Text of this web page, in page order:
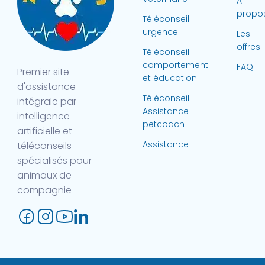
Premier site
d'assistance
intégrale par
intelligence
artificielle et
téléconseils
spécialisés pour
animaux de
compagnie
Téléconseil
urgence
Téléconseil
comportement
et éducation
Téléconseil
Assistance
petcoach
Assistance
Les
offres
FAQ